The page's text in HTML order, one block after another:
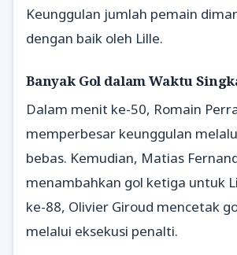
Keunggulan jumlah pemain
dengan baik oleh Lille.
Banyak Gol dalam Waktu
Dalam menit ke-50, Romain
memperbesar keunggulan
bebas. Kemudian, Matias
menambahkan gol ketiga untuk
ke-88, Olivier Giroud mencetak
melalui eksekusi penalti.